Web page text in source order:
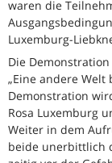
waren die
Luxemburg-
Die
„Eine andere
Demonstration
Rosa Luxemburg
Weiter in dem
beide unerbittlich